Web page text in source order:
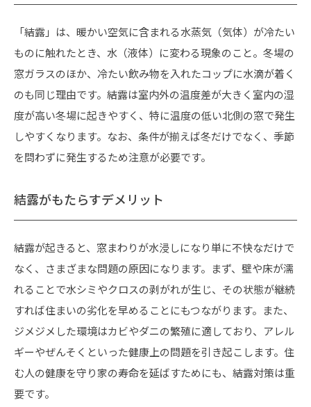
「結露」は、暖かい空気に含まれる水蒸気（気体）が冷たい
ものに触れたとき、水（液体）に変わる現象のこと。冬場の
窓ガラスのほか、冷たい飲み物を入れたコップに水滴が着く
のも同じ理由です。結露は室内外の温度差が大きく室内の湿
度が高い冬場に起きやすく、特に温度の低い北側の窓で発生
しやすくなります。なお、条件が揃えば冬だけでなく、季節
を問わずに発生するため注意が必要です。
結露がもたらすデメリット
結露が起きると、窓まわりが水浸しになり単に不快なだけで
なく、さまざまな問題の原因になります。まず、壁や床が濡
れることで水シミやクロスの剥がれが生じ、その状態が継続
すれば住まいの劣化を早めることにもつながります。また、
ジメジメした環境はカビやダニの繁殖に適しており、アレル
ギーやぜんそくといった健康上の問題を引き起こします。住
む人の健康を守り家の寿命を延ばすためにも、結露対策は重
要です。